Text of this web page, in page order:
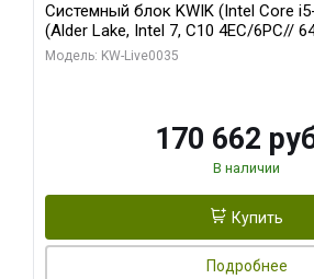
Системный блок KWIK (Intel Core
(Alder Lake, Intel 7, C10 4EC/6PC//
Sinotex GTX1650 4GB 128bit GDDR6
Модель: KW-Live0035
170 662
В наличии
Купить
Подробнее